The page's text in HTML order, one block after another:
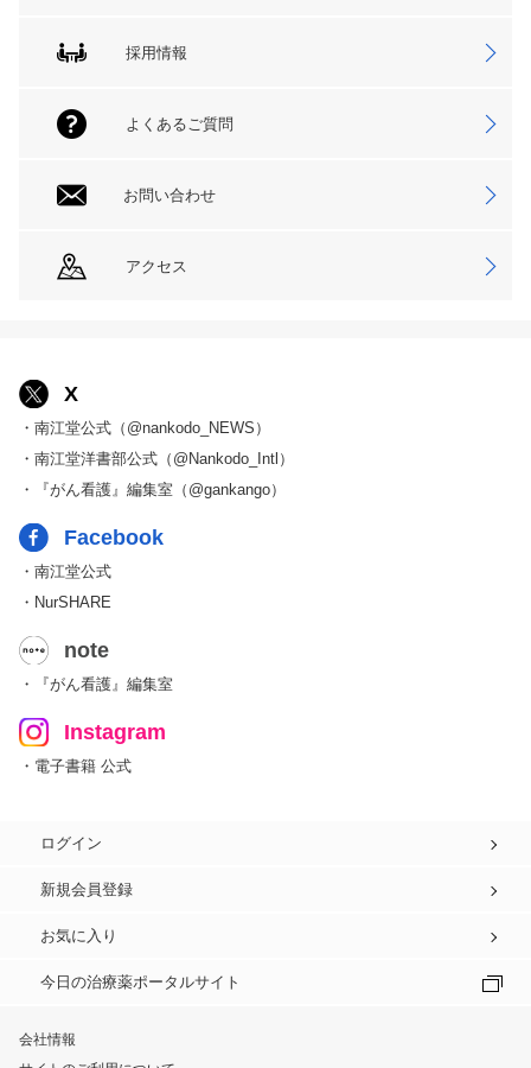
採用情報
よくあるご質問
お問い合わせ
アクセス
X
・南江堂公式（@nankodo_NEWS）
・南江堂洋書部公式（@Nankodo_Intl）
・『がん看護』編集室（@gankango）
Facebook
・南江堂公式
・NurSHARE
note
・『がん看護』編集室
Instagram
・電子書籍 公式
ログイン
新規会員登録
お気に入り
今日の治療薬ポータルサイト
会社情報